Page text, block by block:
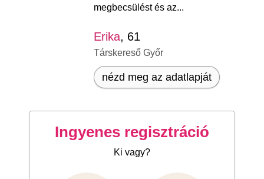
megbecsülést és az...
Erika, 61
Társkereső Győr
nézd meg az adatlapját
Ingyenes regisztráció
Ki vagy?